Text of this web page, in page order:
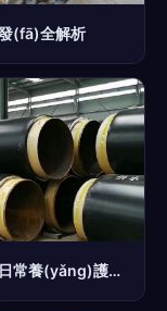
(fā)全解析
四川螺旋鋼管正確的保存方式 確保質量的日常養(yǎng)護要求